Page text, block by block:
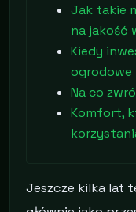
Jak takie
na jakość
Kiedy
ogrodowe
Na co
Komfort,
Jeszcze kilka lat